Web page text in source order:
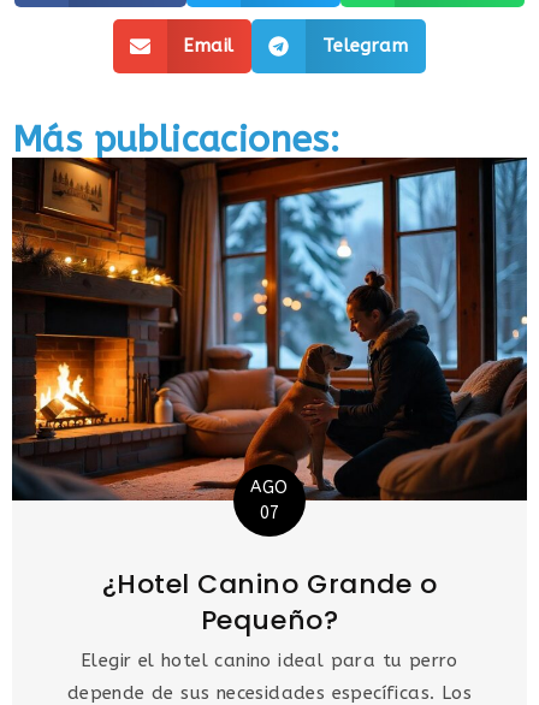
Email Telegram
Más publicaciones:
AGO
07
¿Hotel Canino Grande o
Pequeño?
Elegir el hotel canino ideal para tu perro
depende de sus necesidades específicas. Los